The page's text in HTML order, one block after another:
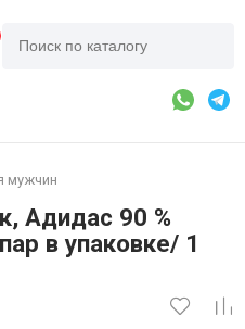
мужчин
Адидас 90 %
в упаковке/ 1